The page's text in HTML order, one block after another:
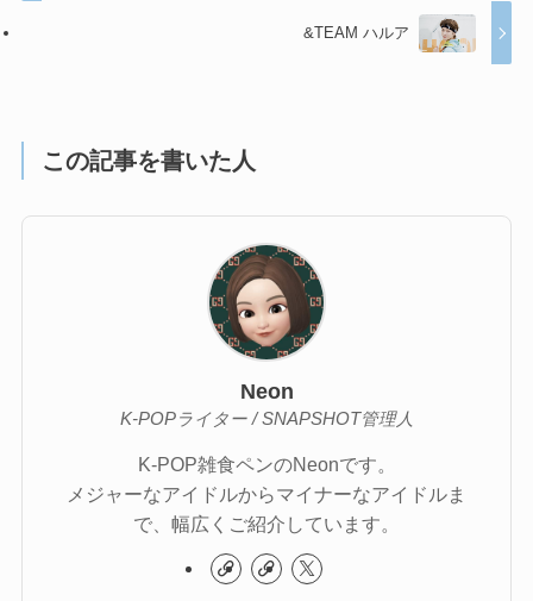
&TEAM ハルア
この記事を書いた人
Neon
K-POPライター / SNAPSHOT管理人
K-POP雑食ペンのNeonです。
メジャーなアイドルからマイナーなアイドルま
で、幅広くご紹介しています。